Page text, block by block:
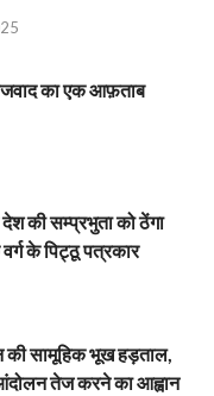
का एक आफ़ताब
की सम्प्रभुता को ठेंगा
के पिट्ठू पत्रकार
की सामूहिक भूख हड़ताल,
तेज करने का आह्वान